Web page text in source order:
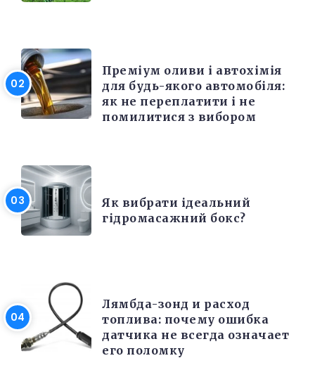
Преміум оливи і автохімія
для будь-якого автомобіля:
як не переплатити і не
помилитися з вибором
Як вибрати ідеальний
гідромасажний бокс?
Лямбда-зонд и расход
топлива: почему ошибка
датчика не всегда означает
его поломку